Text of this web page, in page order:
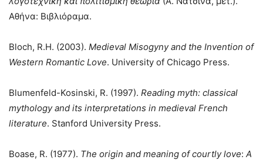
Αθήνα: Βιβλιόραµα.
Bloch, R.H. (2003). Medieval Misogyny and the Invention of
Western Romantic Love. University of Chicago Press.
Blumenfeld-Kosinski, R. (1997). Reading myth: classical
mythology and its interpretations in medieval French
literature. Stanford University Press.
Boase, R. (1977). The origin and meaning of courtly love: A